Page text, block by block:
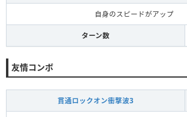
自身のスピードがアップ
ターン数
友情コンボ
貫通ロックオン衝撃波3